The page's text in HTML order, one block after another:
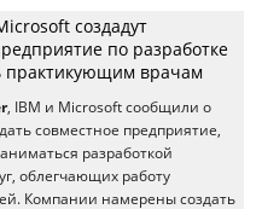
создадут
по разработке
врачам
, IBM и Microsoft cообщили о
совместное предприятие,
разработкой
облегчающих работу
Компании намерены создать